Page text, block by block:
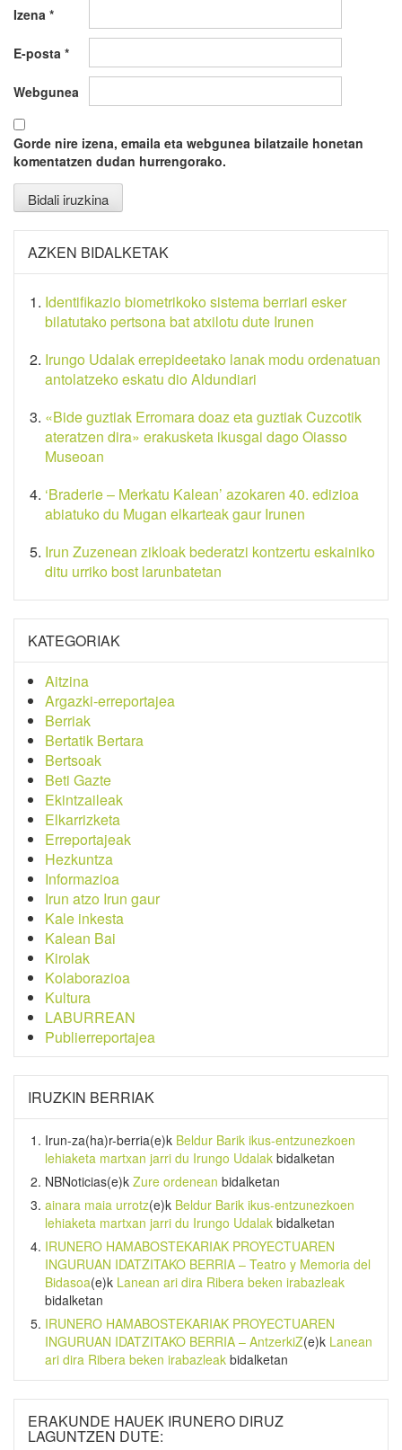
Izena *
E-posta *
Webgunea
Gorde nire izena, emaila eta webgunea bilatzaile honetan
komentatzen dudan hurrengorako.
AZKEN BIDALKETAK
Identifikazio biometrikoko sistema berriari esker
bilatutako pertsona bat atxilotu dute Irunen
Irungo Udalak errepideetako lanak modu ordenatuan
antolatzeko eskatu dio Aldundiari
«Bide guztiak Erromara doaz eta guztiak Cuzcotik
ateratzen dira» erakusketa ikusgai dago Oiasso
Museoan
‘Braderie – Merkatu Kalean’ azokaren 40. edizioa
abiatuko du Mugan elkarteak gaur Irunen
Irun Zuzenean zikloak bederatzi kontzertu eskainiko
ditu urriko bost larunbatetan
KATEGORIAK
Aitzina
Argazki-erreportajea
Berriak
Bertatik Bertara
Bertsoak
Beti Gazte
Ekintzaileak
Elkarrizketa
Erreportajeak
Hezkuntza
Informazioa
Irun atzo Irun gaur
Kale inkesta
Kalean Bai
Kirolak
Kolaborazioa
Kultura
LABURREAN
Publierreportajea
IRUZKIN BERRIAK
Irun-za(ha)r-berria(e)k Beldur Barik ikus-entzunezkoen
lehiaketa martxan jarri du Irungo Udalak bidalketan
NBNoticias(e)k Zure ordenean bidalketan
ainara maia urrotz(e)k Beldur Barik ikus-entzunezkoen
lehiaketa martxan jarri du Irungo Udalak bidalketan
IRUNERO HAMABOSTEKARIAK PROYECTUAREN
INGURUAN IDATZITAKO BERRIA – Teatro y Memoria del
Bidasoa(e)k Lanean ari dira Ribera beken irabazleak
bidalketan
IRUNERO HAMABOSTEKARIAK PROYECTUAREN
INGURUAN IDATZITAKO BERRIA – AntzerkiZ(e)k Lanean
ari dira Ribera beken irabazleak bidalketan
ERAKUNDE HAUEK IRUNERO DIRUZ
LAGUNTZEN DUTE: